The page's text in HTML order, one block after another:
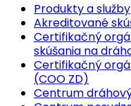
Produkty a služby
Akreditované
Certifikačný
skúšania na
Certifikačný
(COO ZD)
Centrum